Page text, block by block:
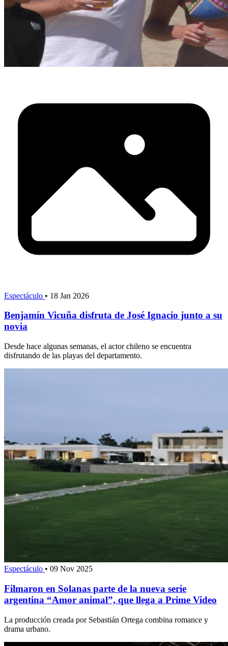
Espectáculo • 18 Jan 2026
Benjamín Vicuña disfruta de José Ignacio junto a su
novia
Desde hace algunas semanas, el actor chileno se encuentra
disfrutando de las playas del departamento.
Espectáculo • 09 Nov 2025
Filmaron en Solanas parte de la nueva serie
argentina “Amor animal”, que llega a Prime Video
La producción creada por Sebastián Ortega combina romance y
drama urbano.